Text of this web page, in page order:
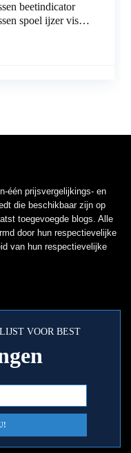
beetindicator
spoel ijzer vissen
één prijsvergelijkings- en
die beschikbaar zijn op
toegevoegde blogs. Alle
door hun respectievelijke
van hun respectievelijke
VOOR BEST